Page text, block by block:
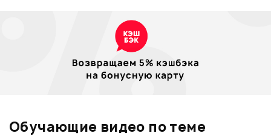
Обучающие видео по теме